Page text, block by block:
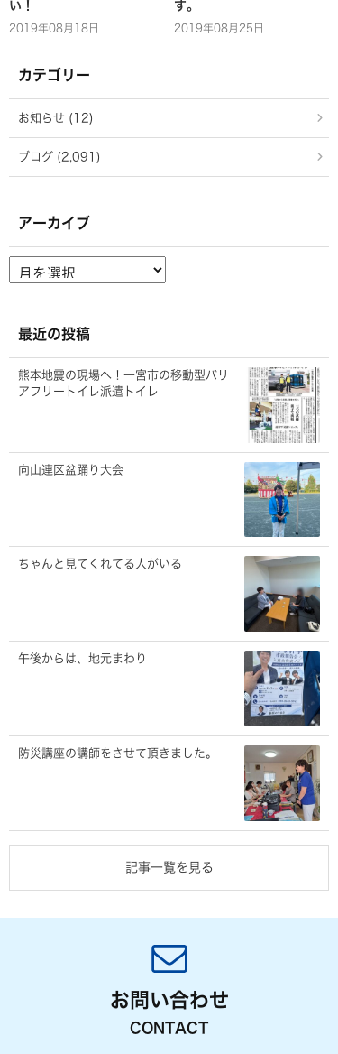
い！
2019年08月18日
す。
2019年08月25日
カテゴリー
お知らせ (12)
ブログ (2,091)
アーカイブ
ー
ブ
最近の投稿
熊本地震の現場へ！一宮市の移動型バリ
アフリートイレ派遣トイレ
向山連区盆踊り大会
ちゃんと見てくれてる人がいる
午後からは、地元まわり
防災講座の講師をさせて頂きました。
記事一覧を見る
お問い合わせ
CONTACT